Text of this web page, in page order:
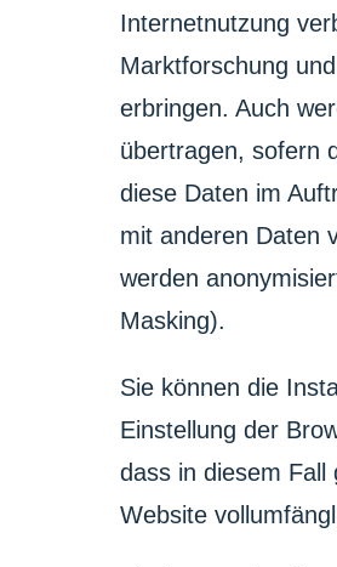
Internetnutzung
Marktforschung
erbringen. Auch
übertragen, sofern
diese Daten im
mit anderen Daten
werden
Masking).
Sie können die
Einstellung der
dass in diesem Fall
Website